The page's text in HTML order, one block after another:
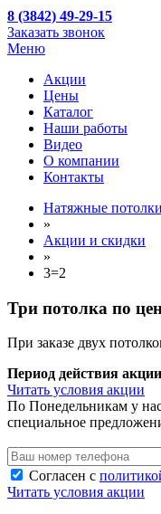
8 (3842) 49-29-15
Заказать звонок
Меню
Акции
Цены
Каталог
Наши работы
Видео
О компании
Контакты
Натяжные потолки
»
Акции и скидки
»
3=2
Три потолка по
При заказе двух
Период действия
Читать условия акции
По Понедельникам у
специальное
Согласен с
Читать условия акции